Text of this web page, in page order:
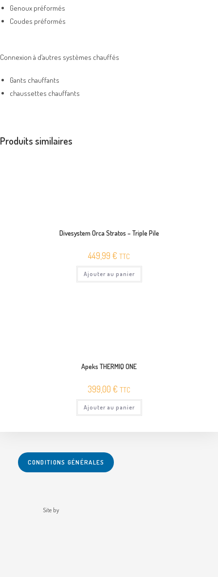
Genoux préformés
Coudes préformés
Connexion à d’autres systèmes chauffés
Gants chauffants
chaussettes chauffants
Produits similaires
Divesystem Orca Stratos – Triple Pile
449,99 € TTC
Ajouter au panier
Apeks THERMIQ ONE
399,00 € TTC
Ajouter au panier
CONDITIONS GÉNÉRALES
Site by